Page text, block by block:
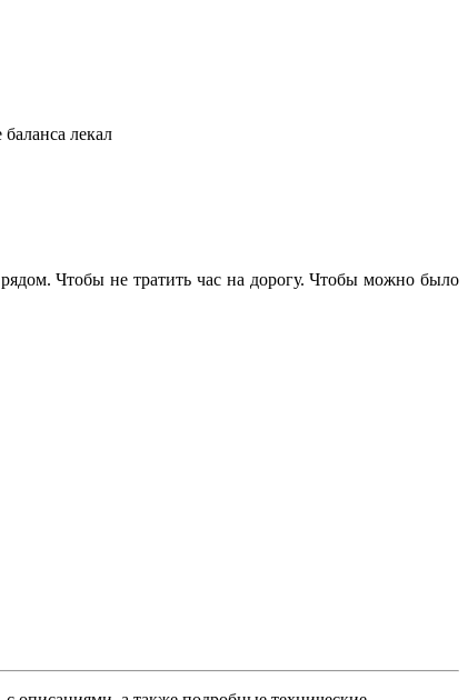
лекал
Чтобы не тратить час на дорогу. Чтобы можно было